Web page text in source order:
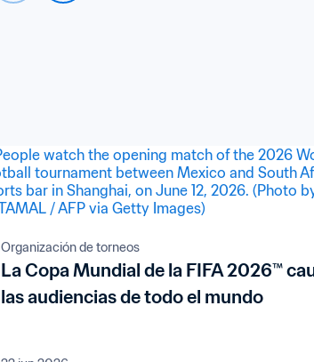
Organización de torneos
La Copa Mundial de la FIFA 2026™
las audiencias de todo el mundo